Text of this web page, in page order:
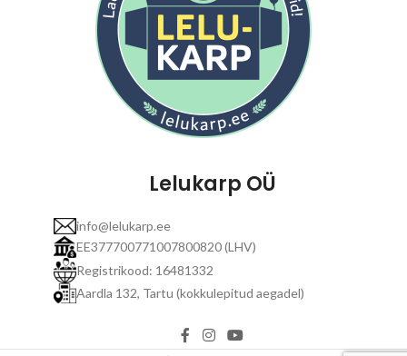
Lelukarp OÜ
info@lelukarp.ee
EE377700771007800820 (LHV)
Registrikood: 16481332
Aardla 132, Tartu (kokkulepitud aegadel)